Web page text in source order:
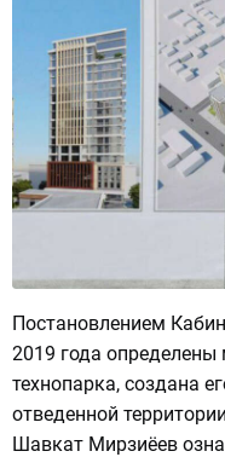
Постановлением
2019 года определены
технопарка, создана
отведенной
Шавкат Мирзиёев